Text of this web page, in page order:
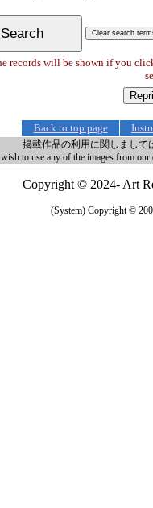
records will be shown if you
Back to top page
掲載作品の利用に関しまして
to use any of the images from our
Copyright © 2024- Art
(System) Copyright ©